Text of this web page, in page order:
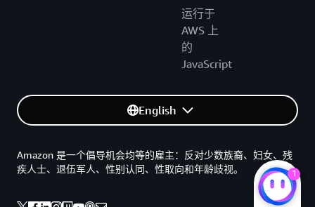
运行于
AWS 上
的
JavaScript
English
Amazon 是一个倡导机会均等的雇主：反对少数族裔、妇女、残
疾人士、退伍军人、性别认同、性取向和年龄歧视。
1